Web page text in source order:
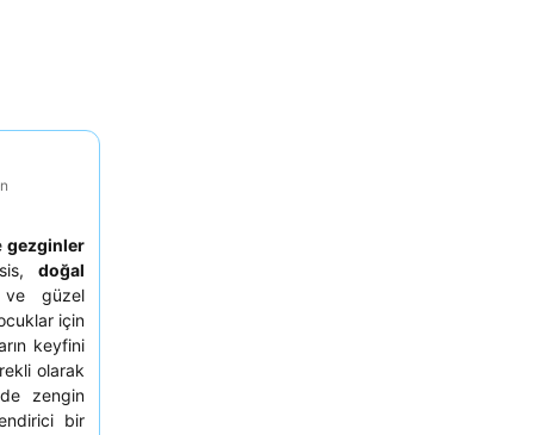
gezginler
doğal
güzel
için
keyfini
olarak
zengin
bir